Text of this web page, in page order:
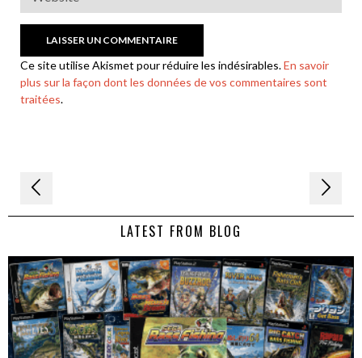
Ce site utilise Akismet pour réduire les indésirables.En savoir
plus sur la façon dont les données de vos commentaires sont
traitées.
Navigation
de LATEST FROM BLOG